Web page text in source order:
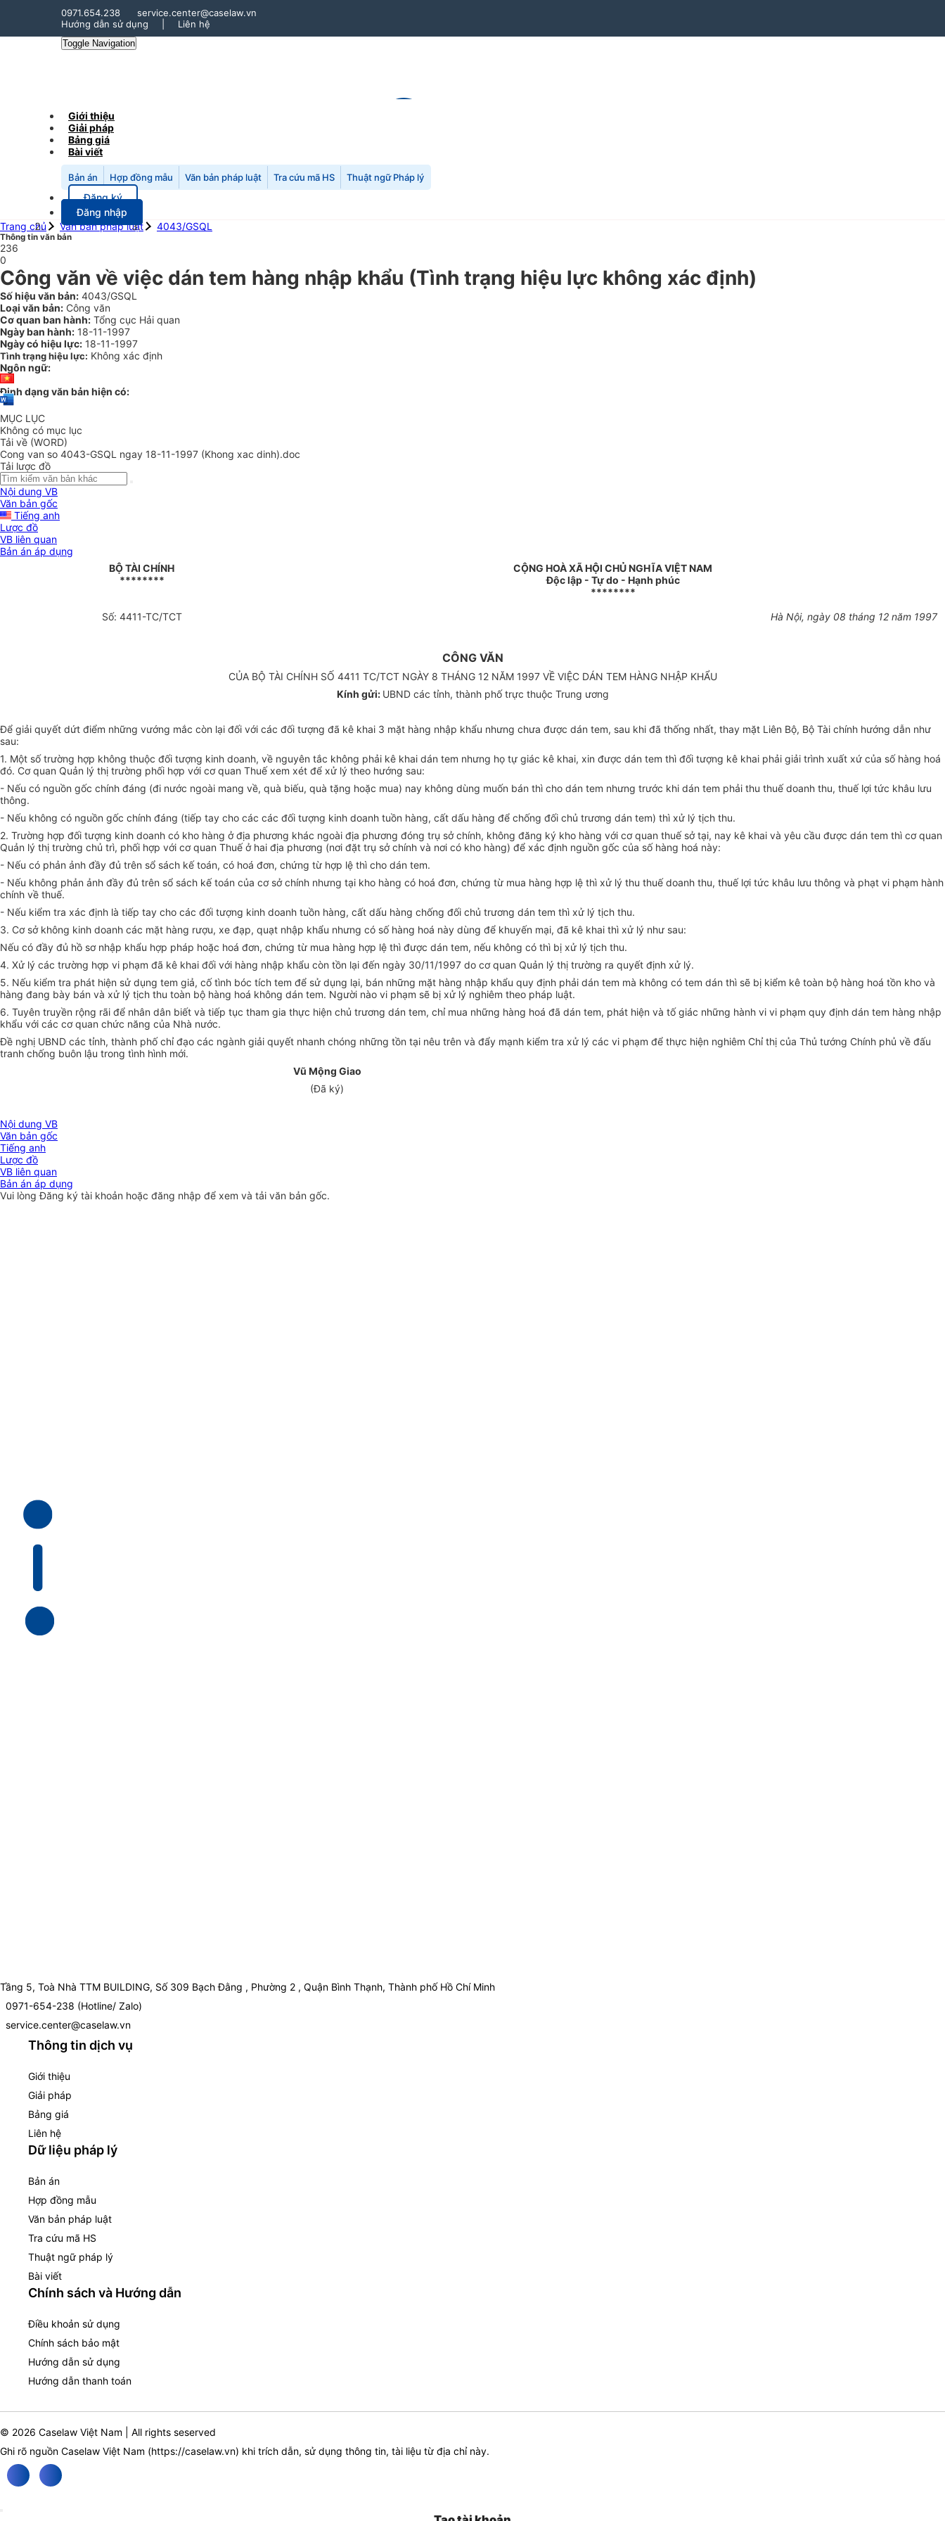
0971.654.238
service.center@caselaw.vn
Hướng dẫn sử dụng
Liên hệ
Toggle Navigation
Giới thiệu
Giải pháp
Bảng giá
Bài viết
Bản án Hợp đồng mẫu Văn bản pháp luật Tra cứu mã HS Thuật ngữ Pháp lý
Đăng ký
Đăng nhập
Trang chủ
Văn bản pháp luật 4043/GSQL
Thông tin văn bản
236
0
Công văn về việc dán tem hàng nhập khẩu (Tình trạng hiệu lực không xác định)
Số hiệu văn bản: 4043/GSQL
Loại văn bản: Công văn
Cơ quan ban hành: Tổng cục Hải quan
Ngày ban hành: 18-11-1997
Ngày có hiệu lực: 18-11-1997
Tình trạng hiệu lực: Không xác định
Ngôn ngữ:
Định dạng văn bản hiện có:
MỤC LỤC
Không có mục lục
Tải về (WORD)
Cong van so 4043-GSQL ngay 18-11-1997 (Khong xac dinh).doc
Tải lược đồ
Nội dung VB
Văn bản gốc
Tiếng anh
Lược đồ
VB liên quan
Bản án áp dụng
BỘ TÀI CHÍNH
********
CỘNG HOÀ XÃ HỘI CHỦ NGHĨA VIỆT NAM
Độc lập - Tự do - Hạnh phúc
********
Số: 4411-TC/TCT Hà Nội, ngày 08 tháng 12 năm 1997
CÔNG VĂN
CỦA BỘ TÀI CHÍNH SỐ 4411 TC/TCT NGÀY 8 THÁNG 12 NĂM 1997 VỀ VIỆC DÁN TEM HÀNG NHẬP KHẨU
Kính gửi: UBND các tỉnh, thành phố trực thuộc Trung ương
Để giải quyết dứt điểm những vướng mắc còn lại đối với các đối tượng đã kê khai 3 mặt hàng nhập khẩu nhưng chưa được dán tem, sau khi đã thống nhất, thay mặt Liên Bộ, Bộ Tài chính hướng dẫn như
sau:
1. Một số trường hợp không thuộc đối tượng kinh doanh, về nguyên tắc không phải kê khai dán tem nhưng họ tự giác kê khai, xin được dán tem thì đối tượng kê khai phải giải trình xuất xứ của số hàng hoá
đó. Cơ quan Quản lý thị trường phối hợp với cơ quan Thuế xem xét để xử lý theo hướng sau:
- Nếu có nguồn gốc chính đáng (đi nước ngoài mang về, quà biếu, quà tặng hoặc mua) nay không dùng muốn bán thì cho dán tem nhưng trước khi dán tem phải thu thuế doanh thu, thuế lợi tức khâu lưu
thông.
- Nếu không có nguồn gốc chính đáng (tiếp tay cho các các đối tượng kinh doanh tuồn hàng, cất dấu hàng để chống đối chủ trương dán tem) thì xử lý tịch thu.
2. Trường hợp đối tượng kinh doanh có kho hàng ở địa phương khác ngoài địa phương đóng trụ sở chính, không đăng ký kho hàng với cơ quan thuế sở tại, nay kê khai và yêu cầu được dán tem thì cơ quan
Quản lý thị trường chủ trì, phối hợp với cơ quan Thuế ở hai địa phương (nơi đặt trụ sở chính và nơi có kho hàng) để xác định nguồn gốc của số hàng hoá này:
- Nếu có phản ảnh đầy đủ trên sổ sách kế toán, có hoá đơn, chứng từ hợp lệ thì cho dán tem.
- Nếu không phản ảnh đầy đủ trên sổ sách kế toán của cơ sở chính nhưng tại kho hàng có hoá đơn, chứng từ mua hàng hợp lệ thì xử lý thu thuế doanh thu, thuế lợi tức khâu lưu thông và phạt vi phạm hành
chính về thuế.
- Nếu kiểm tra xác định là tiếp tay cho các đối tượng kinh doanh tuồn hàng, cất dấu hàng chống đối chủ trương dán tem thì xử lý tịch thu.
3. Cơ sở không kinh doanh các mặt hàng rượu, xe đạp, quạt nhập khẩu nhưng có số hàng hoá này dùng để khuyến mại, đã kê khai thì xử lý như sau:
Nếu có đầy đủ hồ sơ nhập khẩu hợp pháp hoặc hoá đơn, chứng từ mua hàng hợp lệ thì được dán tem, nếu không có thì bị xử lý tịch thu.
4. Xử lý các trường hợp vi phạm đã kê khai đối với hàng nhập khẩu còn tồn lại đến ngày 30/11/1997 do cơ quan Quản lý thị trường ra quyết định xử lý.
5. Nếu kiểm tra phát hiện sử dụng tem giả, cố tình bóc tích tem để sử dụng lại, bán những mặt hàng nhập khẩu quy định phải dán tem mà không có tem dán thì sẽ bị kiểm kê toàn bộ hàng hoá tồn kho và
hàng đang bày bán và xử lý tịch thu toàn bộ hàng hoá không dán tem. Người nào vi phạm sẽ bị xử lý nghiêm theo pháp luật.
6. Tuyên truyền rộng rãi để nhân dân biết và tiếp tục tham gia thực hiện chủ trương dán tem, chỉ mua những hàng hoá đã dán tem, phát hiện và tố giác những hành vi vi phạm quy định dán tem hàng nhập
khẩu với các cơ quan chức năng của Nhà nước.
Đề nghị UBND các tỉnh, thành phố chỉ đạo các ngành giải quyết nhanh chóng những tồn tại nêu trên và đẩy mạnh kiểm tra xử lý các vi phạm để thực hiện nghiêm Chỉ thị của Thủ tướng Chính phủ về đấu
tranh chống buôn lậu trong tình hình mới.
Vũ Mộng Giao
(Đã ký)
Nội dung VB
Văn bản gốc
Tiếng anh
Lược đồ
VB liên quan
Bản án áp dụng
Vui lòngĐăng ký tài khoản hoặc đăng nhập để xem và tải văn bản gốc.
Tầng 5, Toà Nhà TTM BUILDING, Số 309 Bạch Đằng , Phường 2 , Quận Bình Thạnh, Thành phố Hồ Chí Minh
0971-654-238 (Hotline/ Zalo)
service.center@caselaw.vn
Thông tin dịch vụ
Giới thiệu
Giải pháp
Bảng giá
Liên hệ
Dữ liệu pháp lý
Bản án
Hợp đồng mẫu
Văn bản pháp luật
Tra cứu mã HS
Thuật ngữ pháp lý
Bài viết
Chính sách và Hướng dẫn
Điều khoản sử dụng
Chính sách bảo mật
Hướng dẫn sử dụng
Hướng dẫn thanh toán
© 2026 Caselaw Việt Nam | All rights seserved
Ghi rõ nguồn Caselaw Việt Nam (https://caselaw.vn) khi trích dẫn, sử dụng thông tin, tài liệu từ địa chỉ này.